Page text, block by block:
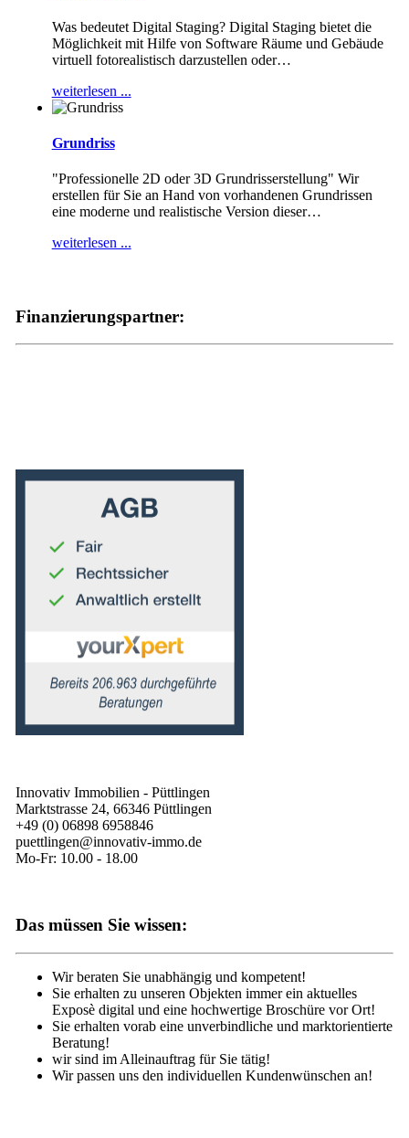
Was bedeutet Digital Staging? Digital Staging bietet die
Möglichkeit mit Hilfe von Software Räume und Gebäude
virtuell fotorealistisch darzustellen oder…
weiterlesen ...
Grundriss
"Professionelle 2D oder 3D Grundrisserstellung" Wir
erstellen für Sie an Hand von vorhandenen Grundrissen
eine moderne und realistische Version dieser…
weiterlesen ...
Finanzierungspartner:
Innovativ Immobilien - Püttlingen
Marktstrasse 24, 66346 Püttlingen
+49 (0) 06898 6958846
puettlingen@innovativ-immo.de
Mo-Fr: 10.00 - 18.00
Das müssen Sie wissen:
Wir beraten Sie unabhängig und kompetent!
Sie erhalten zu unseren Objekten immer ein aktuelles
Exposè digital und eine hochwertige Broschüre vor Ort!
Sie erhalten vorab eine unverbindliche und marktorientierte
Beratung!
wir sind im Alleinauftrag für Sie tätig!
Wir passen uns den individuellen Kundenwünschen an!